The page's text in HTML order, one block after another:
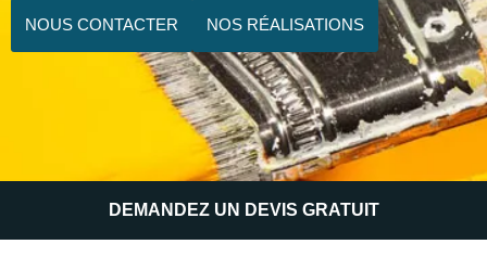
NOUS CONTACTER NOS RÉALISATIONS
DEMANDEZ UN DEVIS GRATUIT